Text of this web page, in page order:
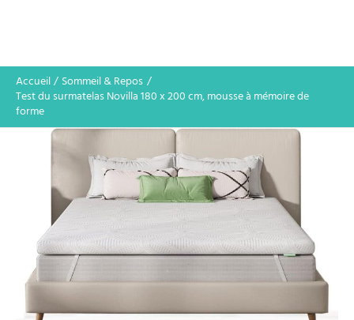
Accueil
Sommeil & Repos
Test du surmatelas Novilla 180 x 200 cm, mousse à mémoire de
forme